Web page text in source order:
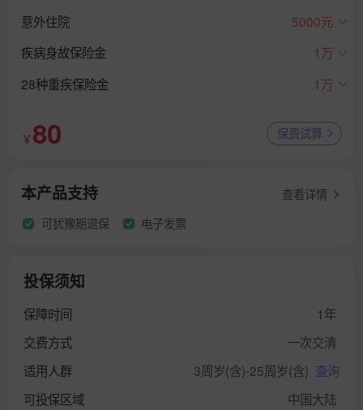
网）（C0001333252202306280668
（互联网A款）（C000133325220240
公司重大疾病保险条款（互联网A款）
故保险条款+（互联网A款）（C000133
32622021113003883）
意外住院
5000元
疾病身故保险金
1万
28种重疾保险金
1万
￥ 80 保费试算
本产品支持
查看详情
可犹豫期退保
电子发票
投保须知
保障时间
1年
交费方式
一次交清
适用人群
3周岁(含)-25周岁(含) 查询
可投保区域
中国大陆